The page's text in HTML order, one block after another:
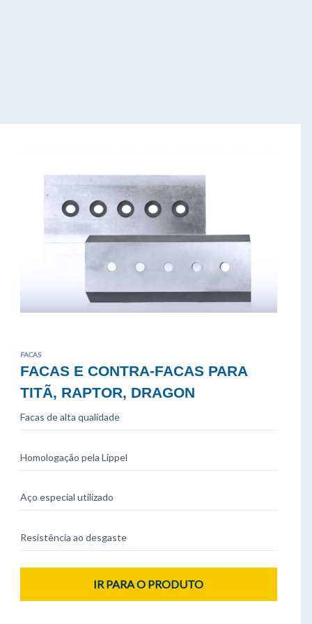
FACAS
FACAS E CONTRA-FACAS PARA
TITÃ, RAPTOR, DRAGON
Facas de alta qualidade
Homologação pela Lippel
Aço especial utilizado
Resistência ao desgaste
IR PARA O PRODUTO